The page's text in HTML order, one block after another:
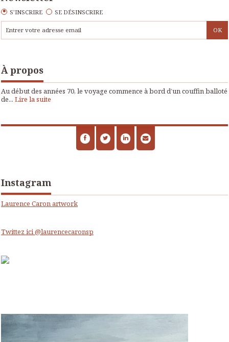
S'INSCRIRE SE DÉSINSCRIRE
À propos
Au début des années 70, le voyage commence à bord d’un couffin balloté
de... Lire la suite
Instagram
Laurence Caron artwork
Twittez ici @laurencecaronsp